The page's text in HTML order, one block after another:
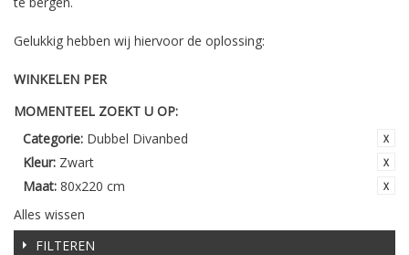
Gelukkig hebben wij hiervoor de oplossing:
WINKELEN PER
MOMENTEEL ZOEKT U OP:
Categorie: Dubbel Divanbed
Kleur: Zwart
Maat: 80x220 cm
Alles wissen
FILTEREN